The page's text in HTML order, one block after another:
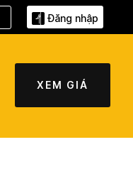
Đăng nhập
XEM GIÁ